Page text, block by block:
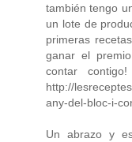
también tengo
un lote de
primeras
ganar el
contar
http://
any-del-bloc-i-
Un abrazo y